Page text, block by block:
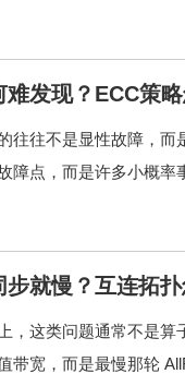
发现？ECC策
往往不是显性故障，
障点，而是许多小概
就慢？互连拓
，这类问题通常不是
带宽，而是最慢那轮